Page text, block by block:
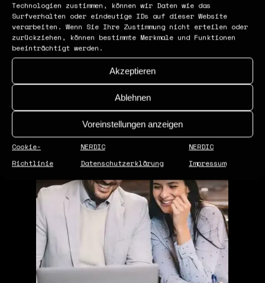
Technologien zustimmen, können wir Daten wie das
Surfverhalten oder eindeutige IDs auf dieser Website
verarbeiten. Wenn Sie Ihre Zustimmung nicht erteilen oder
zurückziehen, können bestimmte Merkmale und Funktionen
beeinträchtigt werden.
Akzeptieren
Ablehnen
Voreinstellungen anzeigen
Cookie-
Richtlinie
NERDIC
Datenschutzerklärung
NERDIC
Impressum